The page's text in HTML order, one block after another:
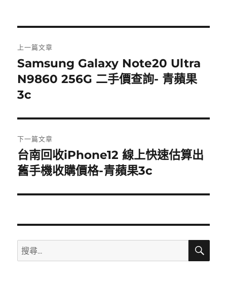
o
k
章
導
覽
上一篇文章
上
一
篇
章:
Samsung Galaxy Note20 Ultra
N9860 256G 二手價查詢- 青蘋果
3c
下一篇文章
下
一
文
台南回收iPhone12 線上快速估算出
舊手機收購價格-青蘋果3c
搜
尋
搜